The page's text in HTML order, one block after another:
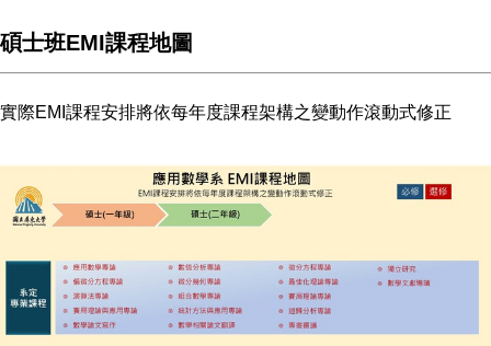
碩士班EMI課程地圖
實際EMI課程安排將依每年度課程架構之變動作滾動式修正